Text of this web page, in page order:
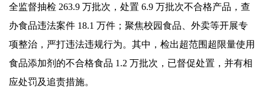
全监督抽检 263.9 万批次，处置 6.9 万批次不合格产品，查
办食品违法案件 18.1 万件；聚焦校园食品、外卖等开展专
项整治，严打违法违规行为。其中，检出超范围超限量使用
食品添加剂的不合格食品 1.2 万批次，已督促处置，并有相
应处罚及追责措施。